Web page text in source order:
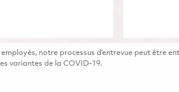
notre processus d’entrevue peut être
variantes de la COVID-19.